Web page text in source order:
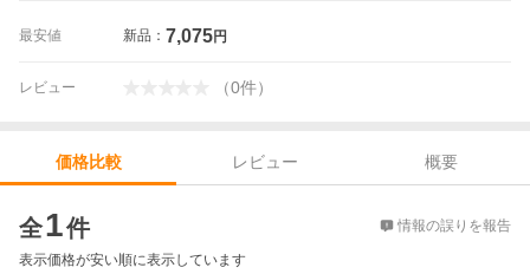
最安値 新品： 7,075円
レビュー （0件）
価格比較 レビュー
概要
全1件 情報の誤りを報告
表示価格が安い順に表示しています